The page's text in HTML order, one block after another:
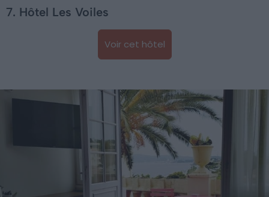
7. Hôtel Les Voiles
Voir cet hôtel